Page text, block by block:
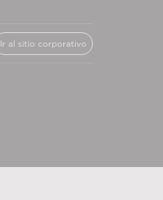
Ir al sitio corporativo